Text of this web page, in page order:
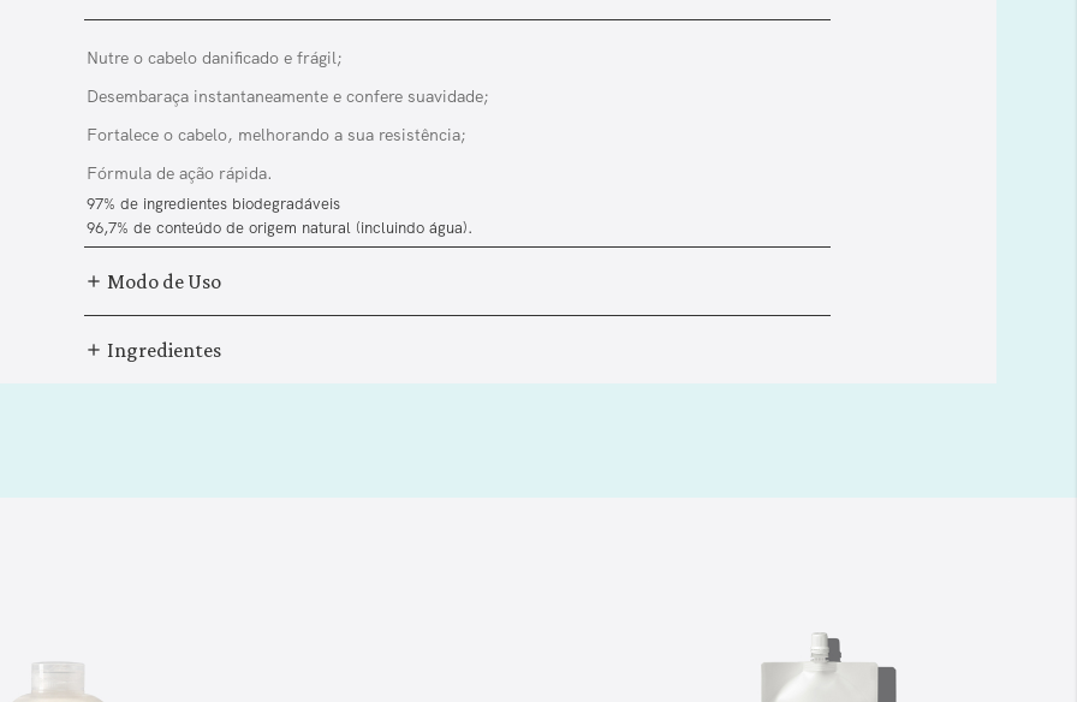
Nutre o cabelo danificado e frágil;
Desembaraça instantaneamente e confere suavidade;
Fortalece o cabelo, melhorando a sua resistência;
Fórmula de ação rápida.
97% de ingredientes biodegradáveis
96,7% de conteúdo de origem natural (incluindo água).
Modo de Uso
Ingredientes